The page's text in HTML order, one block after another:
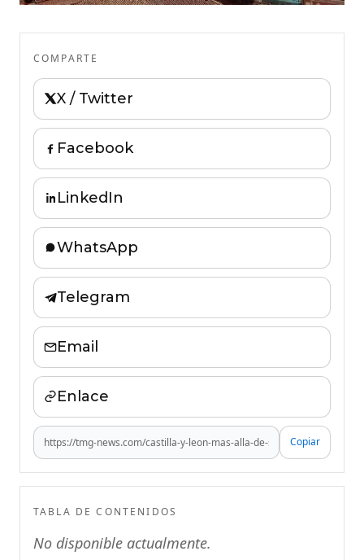
COMPARTE
X / Twitter
Facebook
LinkedIn
WhatsApp
Telegram
Email
Enlace
Copiar
TABLA DE CONTENIDOS
No disponible actualmente.